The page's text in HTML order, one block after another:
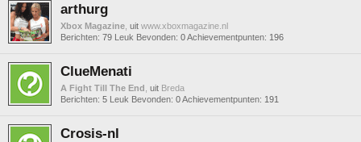
arthurg
Xbox Magazine uit www.xboxmagazine.nl
Berichten: 79 Leuk Bevonden: 0Achievementpunten: 196
ClueMenati
A Fight Till The End uit Breda
Berichten: 5 Leuk Bevonden: 0Achievementpunten: 191
Crosis-nl